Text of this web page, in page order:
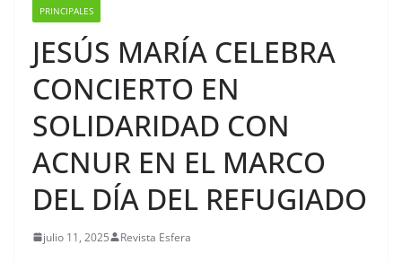
PRINCIPALES
JESÚS MARÍA CELEBRA
CONCIERTO EN
SOLIDARIDAD CON
ACNUR EN EL MARCO
DEL DÍA DEL REFUGIADO
julio 11, 2025 Revista Esfera